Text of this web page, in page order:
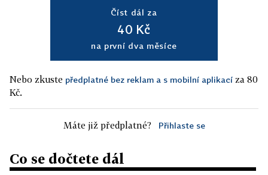
Číst dál za
40 Kč
na první dva měsíce
Nebo zkuste předplatné bez reklam a s mobilní aplikací za 80
Kč.
Máte již předplatné? Přihlaste se
Co se dočtete dál